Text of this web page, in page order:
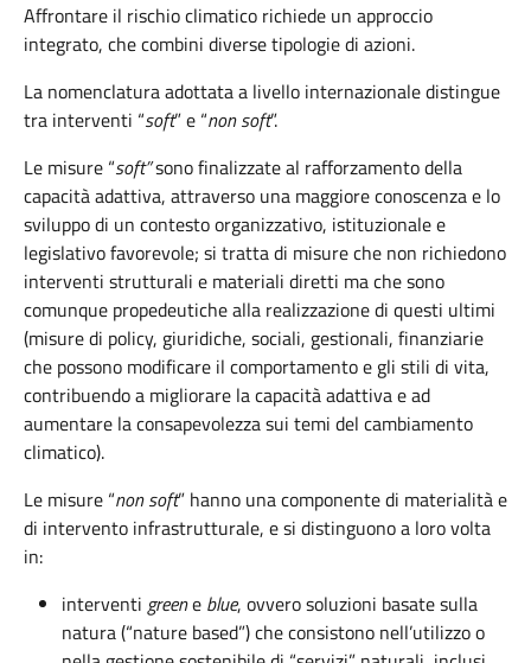
Affrontare il rischio climatico richiede un approccio
integrato, che combini diverse tipologie di azioni.
La nomenclatura adottata a livello internazionale distingue
tra interventi “soft” e “non soft”.
Le misure “soft”sono finalizzate al rafforzamento della
capacità adattiva, attraverso una maggiore conoscenza e lo
sviluppo di un contesto organizzativo, istituzionale e
legislativo favorevole; si tratta di misure che non richiedono
interventi strutturali e materiali diretti ma che sono
comunque propedeutiche alla realizzazione di questi ultimi
(misure di policy, giuridiche, sociali, gestionali, finanziarie
che possono modificare il comportamento e gli stili di vita,
contribuendo a migliorare la capacità adattiva e ad
aumentare la consapevolezza sui temi del cambiamento
climatico).
Le misure “non soft” hanno una componente di materialità e
di intervento infrastrutturale, e si distinguono a loro volta
in:
interventi greene blue, ovvero soluzioni basate sulla
natura (“nature based”) che consistono nell’utilizzo o